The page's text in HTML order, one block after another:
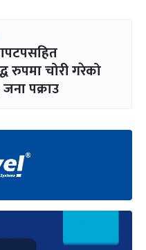
रुपमा चोरी गरेको
पक्राउ